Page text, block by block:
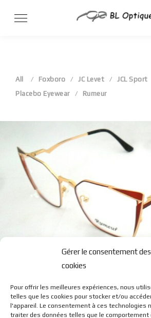
Gérer le consentement des
cookies
Pour offrir les meilleures expériences, nous
telles que les cookies pour stocker et/ou
l'appareil. Le consentement à ces technologies
traiter des données telles que le comportement
All Foxboro JC Levet
JCL Sport
Placebo Eyewear
Rumeur
2303M